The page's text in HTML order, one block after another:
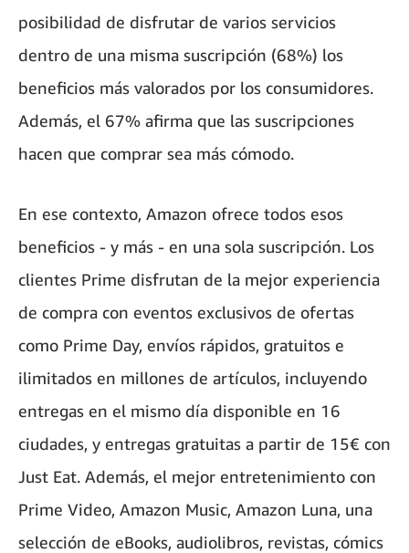
posibilidad de disfrutar de varios servicios
dentro de una misma suscripción (68%) los
beneficios más valorados por los consumidores.
Además, el 67% afirma que las suscripciones
hacen que comprar sea más cómodo.
En ese contexto, Amazon ofrece todos esos
beneficios - y más - en una sola suscripción. Los
clientes Prime disfrutan de la mejor experiencia
de compra con eventos exclusivos de ofertas
como Prime Day, envíos rápidos, gratuitos e
ilimitados en millones de artículos, incluyendo
entregas en el mismo día disponible en 16
ciudades, y entregas gratuitas a partir de 15€ con
Just Eat. Además, el mejor entretenimiento con
Prime Video, Amazon Music, Amazon Luna, una
selección de eBooks, audiolibros, revistas, cómics